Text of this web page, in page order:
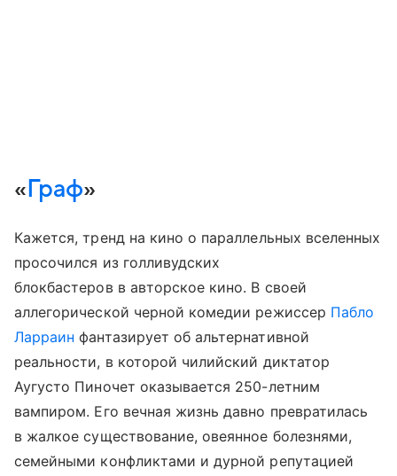
« Граф»
Кажется, тренд на кино о параллельных вселенных
просочился из голливудских
блокбастеров в авторское кино. В своей
аллегорической черной комедии режиссер Пабло
Ларраин фантазирует об альтернативной
реальности, в которой чилийский диктатор
Аугусто Пиночет оказывается 250-летним
вампиром. Его вечная жизнь давно превратилась
в жалкое существование, овеянное болезнями,
семейными конфликтами и дурной репутацией